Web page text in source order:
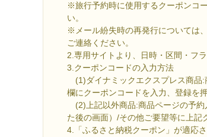
※旅行予約時に使用するクーポンコ
い。
※メール紛失時の再発行については
ご連絡ください。
2.専用サイトより、日時・区間・フ
3.クーポンコードの入力方法
(1)ダイナミックエクスプレス商品:
欄にクーポンコードを入力、登録を
(2)上記以外商品:商品ページの予約
た後の画面）/その他ご要望等に上記
4.「ふるさと納税クーポン」が適応